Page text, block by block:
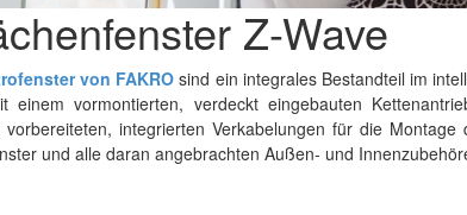
Z-Wave
von FAKRO sind ein integrales Bestandteil im
einem vormontierten, verdeckt eingebauten
vorbereiteten, integrierten Verkabelungen für die
und alle daran angebrachten Außen- und